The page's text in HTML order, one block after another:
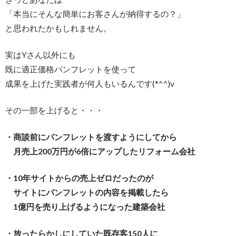
「本当にそんな簡単にお客さんが納得するの？」
と思われたかもしれません。
実はYさん以外にも
既に適正価格パンフレットを使って
成果を上げた実践者が何人もいるんです(*^^)v
その一部を上げると・・・
・商談前にパンフレットを渡すようにしてから
月売上200万円が6倍にアップしたリフォーム会社
・10年サイトからの売上ゼロだったのが
サイトにパンフレットの内容を掲載したら
1億円を売り上げるようになった建築会社
・放ったらかしにしていた既存客150人に